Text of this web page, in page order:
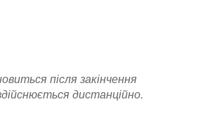
після закінчення
дистанційно.